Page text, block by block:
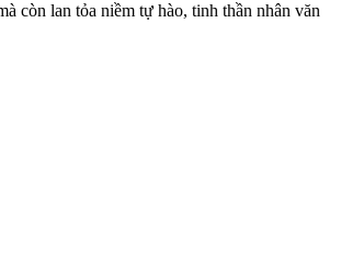
còn lan tỏa niềm tự hào, tinh thần nhân văn